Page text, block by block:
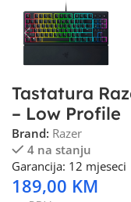
Tastatura
– Low Profile
Brand: Razer
4 na stanju
Garancija: 12 mjeseci
189,00 KM